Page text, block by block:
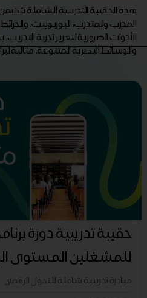
هذه الحقيبة التدريبية الشاملة
المدرب والمتدرب، البوربوينت،
الأدوات الضرورية لتعزيز تجربة
والوسائط البصرية المتنوعة. مثالية
حقيبة تدريبية دورة
للمشغلين المستوى
مبادرة تدريبية شاملة للتحول الرقمي